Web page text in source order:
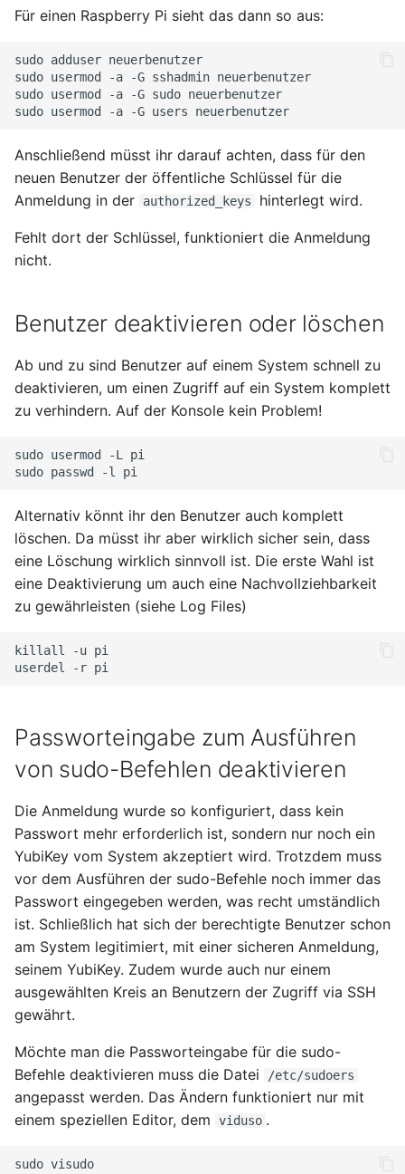
Für einen Raspberry Pi sieht das dann so aus:
sudo adduser neuerbenutzer
sudo usermod -a -G sshadmin neuerbenutzer
sudo usermod -a -G sudo neuerbenutzer
sudo usermod -a -G users
Anschließend müsst ihr darauf achten, dass für den
neuen Benutzer der öffentliche Schlüssel für die
Anmeldung in der
authorized_keys hinterlegt wird.
Fehlt dort der Schlüssel, funktioniert die Anmeldung
nicht.
Benutzer deaktivieren oder löschen
Ab und zu sind Benutzer auf einem System schnell zu
deaktivieren, um einen Zugriff auf ein System komplett
zu verhindern. Auf der Konsole kein Problem!
sudo usermod -L
pi
sudo passwd -l
Alternativ könnt ihr den Benutzer auch komplett
löschen. Da müsst ihr aber wirklich sicher sein, dass
eine Löschung wirklich sinnvoll ist. Die erste Wahl ist
eine Deaktivierung um auch eine Nachvollziehbarkeit
zu gewährleisten (siehe Log Files)
killall -u pi
userdel
-r
Passworteingabe zum Ausführen
von sudo-Befehlen deaktivieren
Die Anmeldung wurde so konfiguriert, dass kein
Passwort mehr erforderlich ist, sondern nur noch ein
YubiKey vom System akzeptiert wird. Trotzdem muss
vor dem Ausführen der sudo-Befehle noch immer das
Passwort eingegeben werden, was recht umständlich
ist. Schließlich hat sich der berechtigte Benutzer schon
am System legitimiert, mit einer sicheren Anmeldung,
seinem YubiKey. Zudem wurde auch nur einem
ausgewählten Kreis an Benutzern der Zugriff via SSH
gewährt.
Möchte man die Passworteingabe für die sudo-
Befehle deaktivieren muss die Datei
/etc/sudoers
angepasst werden. Das Ändern funktioniert nur mit
einem speziellen Editor, dem
viduso .
sudo